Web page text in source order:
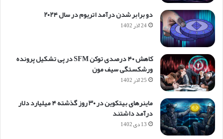
دو برابر شدن درآمد اتریوم در سال ۲۰۲۴
24 آذر 1402
کاهش ۴۰ درصدی توکن SFM در پی تشکیل پرونده
ورشکستگی سیف مون
25 آذر 1402
ماینرهای بیتکوین در ۳۰ روز گذشته ۴ میلیارد دلار
درآمد داشتند
13 دی 1402